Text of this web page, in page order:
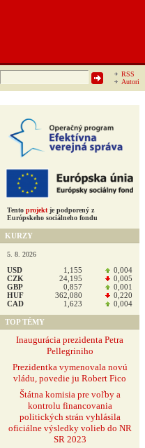
RSS
Autori
Hľadať:
Tento projekt je podporený z
Európskeho sociálneho fondu
KURZY
5. 8. 2026
USD 1,155
0,004
CZK
24,195
0,005
GBP
0,857
0,001
HUF
362,080
0,220
CAD
1,623 0,004
TOP TÉMY
Inaugurácia prezidenta Petra
Pellegriniho
Prezidentka vymenovala novú
vládu, povedie ju Robert Fico
Štátna komisia pre voľby a
kontrolu financovania
politických strán vyhlásila
oficiálne výsledky volieb do NR
SR 2023